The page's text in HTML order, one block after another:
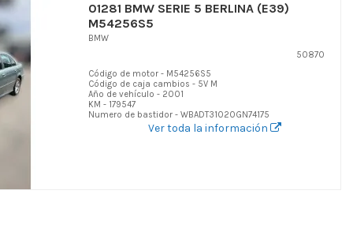
01281 BMW SERIE 5 BERLINA (E39)
M54256S5
BMW
50870
Código de motor - M54256S5
Código de caja cambios - 5V M
Año de vehículo - 2001
KM - 179547
Numero de bastidor - WBADT31020GN74175
Ver toda la información